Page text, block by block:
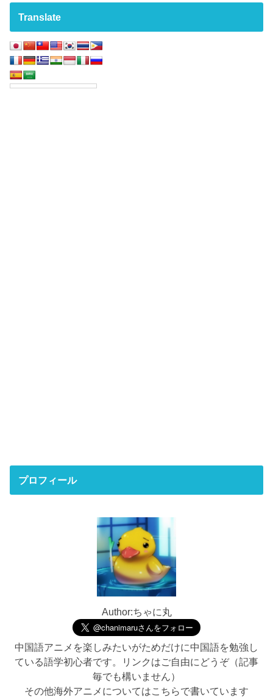
Translate
プロフィール
Author:ちゃに丸
中国語アニメを楽しみたいがためだけに中国語を勉強し
ている語学初心者です。リンクはご自由にどうぞ（記事
毎でも構いません）
その他海外アニメについてはこちらで書いています